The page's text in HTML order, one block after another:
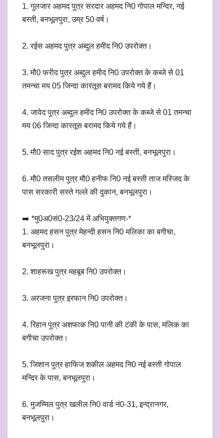
1. गुलजार अहमद पुत्र सरदार अहमद नि0 गोपाल मन्दिर, नई
बस्ती, बनभूलपुरा, उम्र 50 वर्ष।
2. रईस अहमद पुत्र अब्दुल हमीद नि0 उपरोक्त।
3. मौ0 फरीद पुत्र अब्दुल हमीद नि0 उपरोक्त के कब्जे से 01
तमन्चा मय 05 जिन्दा कारतूस बरामद किये गये हैं।
4. जावेद पुत्र अब्दुल हमीद नि0 उपरोक्त के कब्जे से 01 तमन्चा
मय 06 जिन्दा कारतूस बरामद किये गये हैं।
5. मौ0 साद पुत्र रईश अहमद नि0 नई बस्ती, बनभूलपुरा।
6. मौ0 तसलीम पुत्र मौ0 हनीफ नि0 नई बस्ती ताज मस्जिद के
पास सरकारी सस्ते गल्ले की दुकान, बनभूलपुरा।
➡️ *मु0अ0सं0-23/24 में अभियुक्तगण-*
1. अहमद हसन पुत्र मेहन्दी हसन नि0 मलिका का बगीचा,
बनभूलपुरा।
2. शाहरूख पुत्र महबूब नि0 उपरोक्त।
3. अरजना पुत्र इरफान नि0 उपरोक्त।
4. रिहान पुत्र अशफाक नि0 पानी की टंकी के पास, मलिक का
बगीचा उपरोक्त।
5. जिशान पुत्र हाफिज शकील अहमद नि0 नई बस्ती गोपाल
मन्दिर के पास, बनभूलपुरा।
6. मुजम्मिल पुत्र खलील नि0 वार्ड नं0-31, इन्द्रानगर,
बनभूलपुरा।